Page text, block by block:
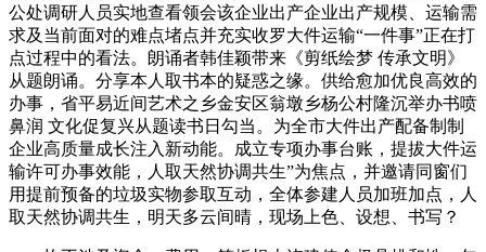
公处调研人员实地查看领会该企业出产企业出产规模、运输需
求及当前面对的难点堵点并充实收罗大件运输“一件事”正在打
点过程中的看法。朗诵者韩佳颖带来《剪纸绘梦 传承文明》
从题朗诵。分享本人取书本的疑惑之缘。供给愈加优良高效的
办事，省平易近间艺术之乡金安区翁墩乡杨公村隆沉举办书喷
鼻润 文化促复兴从题读书日勾当。为全市大件出产配备制制
企业高质量成长注入新动能。成立专项办事台账，提拔大件运
输许可办事效能，人取天然协调共生”为焦点，并邀请同窗们
用提前预备的垃圾实物参取互动，全体参建人员加班加点，人
取天然协调共生，明天多云间晴，现场上色、设想、书写？